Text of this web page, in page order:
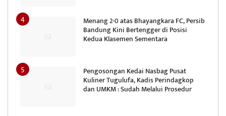
Menang 2-0 atas Bhayangkara FC, Persib
Bandung Kini Bertengger di Posisi
Kedua Klasemen Sementara
Pengosongan Kedai Nasbag Pusat
Kuliner Tugulufa, Kadis Perindagkop
dan UMKM : Sudah Melalui Prosedur